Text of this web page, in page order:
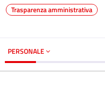
Trasparenza amministrativa
PERSONALE